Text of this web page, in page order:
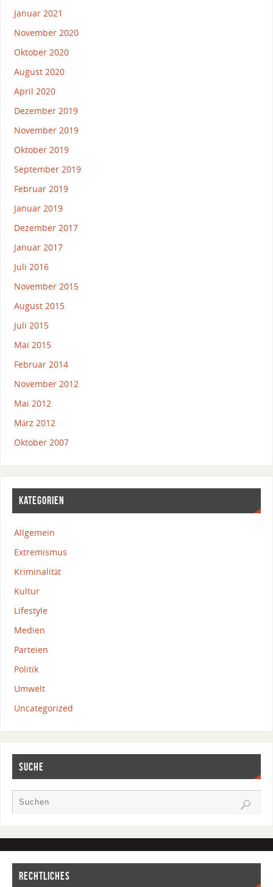
Januar 2021
November 2020
Oktober 2020
August 2020
April 2020
Dezember 2019
November 2019
Oktober 2019
September 2019
Februar 2019
Januar 2019
Dezember 2017
Januar 2017
Juli 2016
November 2015
August 2015
Juli 2015
Mai 2015
Februar 2014
November 2012
Mai 2012
März 2012
Oktober 2007
KATEGORIEN
Allgemein
Extremismus
Kriminalität
Kultur
Lifestyle
Medien
Parteien
Politik
Umwelt
Uncategorized
SUCHE
RECHTLICHES